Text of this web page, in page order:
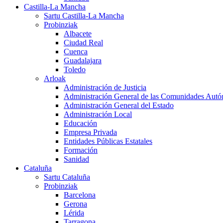
Castilla-La Mancha
Sartu Castilla-La Mancha
Probinziak
Albacete
Ciudad Real
Cuenca
Guadalajara
Toledo
Arloak
Administración de Justicia
Administración General de las Comunidades
Administración General del Estado
Administración Local
Educación
Empresa Privada
Entidades Públicas Estatales
Formación
Sanidad
Cataluña
Sartu Cataluña
Probinziak
Barcelona
Gerona
Lérida